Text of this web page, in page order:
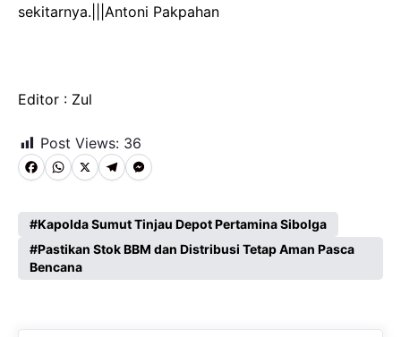
sekitarnya.|||Antoni Pakpahan
Editor : Zul
Post Views: 36
F
c
e
b
W
a
t
s
X T
l
e
g
M
s
s
e
Kapolda Sumut Tinjau Depot Pertamina Sibolga
Pastikan Stok BBM dan Distribusi Tetap Aman Pasca
Bencana